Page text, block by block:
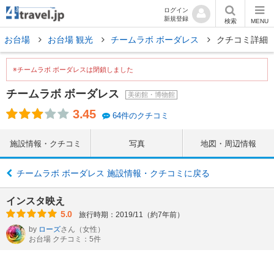
ログイン
新規登録
検索 MENU
お台場 お台場 観光 チームラボ ボーダレス クチコミ詳細
※チームラボ ボーダレスは閉鎖しました
チームラボ ボーダレス 美術館・博物館
3.45 64件のクチコミ
施設情報・クチコミ 写真 地図・周辺情報
チームラボ ボーダレス 施設情報・クチコミに戻る
インスタ映え
5.0
旅行時期：2019/11（約7年前）
by ローズさん （女性）
お台場 クチコミ：5件